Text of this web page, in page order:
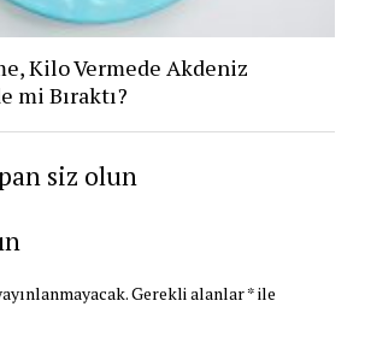
Kilo Vermede Akdeniz
mi Bıraktı?
siz olun
Gerekli alanlar*ile